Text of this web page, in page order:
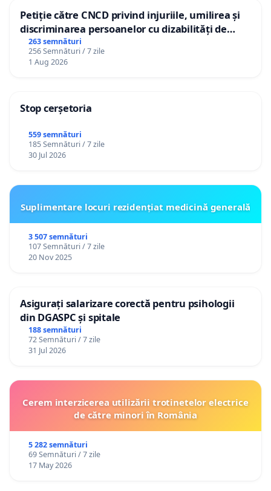
Petiție către CNCD privind injuriile, umilirea și
discriminarea persoanelor cu dizabilități de
către utilizatorul TikTok „Gorici”
263 semnături
256 Semnături / 7 zile
1 Aug 2026
Stop cerșetoria
559 semnături
185 Semnături / 7 zile
30 Jul 2026
Suplimentare locuri rezidențiat medicină generală
3 507 semnături
107 Semnături / 7 zile
20 Nov 2025
Asigurați salarizare corectă pentru psihologii
din DGASPC și spitale
188 semnături
72 Semnături / 7 zile
31 Jul 2026
Cerem interzicerea utilizării trotinetelor electrice
de către minori în România
5 282 semnături
69 Semnături / 7 zile
17 May 2026